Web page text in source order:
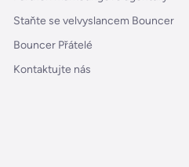
Staňte se velvyslancem Bouncer
Bouncer Přátelé
Kontaktujte nás